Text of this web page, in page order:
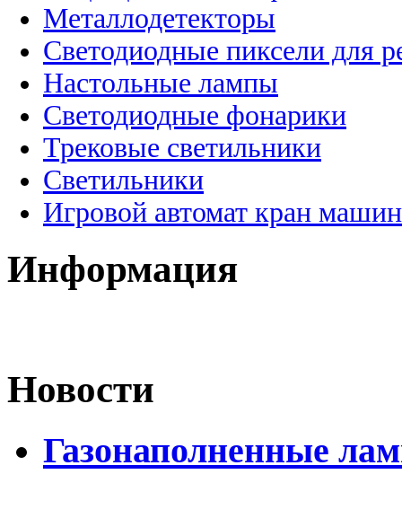
Металлодетекторы
Светодиодные пиксели для
Настольные лампы
Светодиодные фонарики
Трековые светильники
Светильники
Игровой автомат кран
Информация
Новости
Газонаполненные